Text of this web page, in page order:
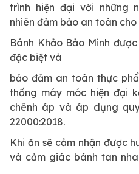
trình hiện đại với những
nhiên đảm bảo an toàn
Bánh Khảo Bảo Minh
đặc biệt và
bảo đảm an toàn thực
thống máy móc hiện đại
chênh áp và áp dụng
22000:2018.
Khi ăn sẽ cảm nhận được
và cảm giác bánh tan